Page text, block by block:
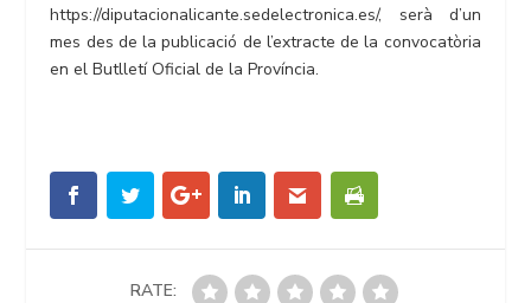
https://diputacionalicante.sedelectronica.es/, serà d’un
mes des de la publicació de l’extracte de la convocatòria
en el Butlletí Oficial de la Província.
RATE: